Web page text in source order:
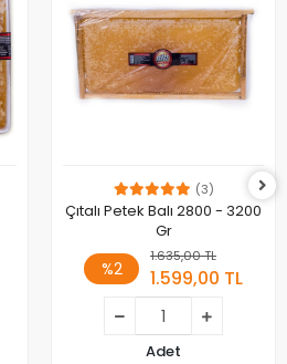
(3)
Çıtalı Petek Balı 2800 - 3200
Gr
%2
1.635,00 TL
1.599,00 TL
Adet